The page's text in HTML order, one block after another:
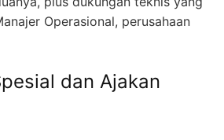
Operasional, perusahaan
dan Ajakan